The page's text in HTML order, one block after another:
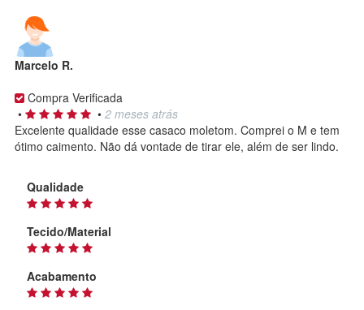
Marcelo R.
Compra Verificada
•
• 2 meses atrás
Excelente qualidade esse casaco moletom. Comprei o M e tem
ótimo caimento. Não dá vontade de tirar ele, além de ser lindo.
Qualidade
Tecido/Material
Acabamento